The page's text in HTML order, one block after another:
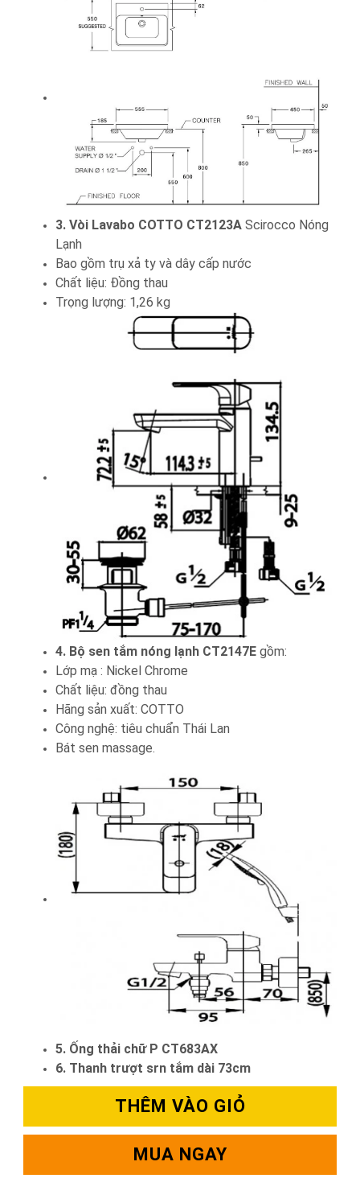
3. Vòi Lavabo COTTO CT2123AScirocco Nóng
Lạnh
Bao gồm trụ xả ty và dây cấp nước
Chất liệu: Đồng thau
Trọng lượng: 1,26 kg
4. Bộ sen tắm nóng lạnh CT2147Egồm:
Lớp mạ : Nickel Chrome
Chất liệu: đồng thau
Hãng sản xuất: COTTO
Công nghệ: tiêu chuẩn Thái Lan
Bát sen massage.
5. Ống thải chữ P CT683AX
6. Thanh trượt srn tắm dài 73cm
THÊM VÀO GIỎ
MUA NGAY